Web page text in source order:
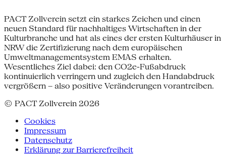
PACT Zollverein setzt ein starkes Zeichen und einen
neuen Standard für nachhaltiges Wirtschaften in der
Kulturbranche und hat als eines der ersten Kulturhäuser in
NRW die Zertifizierung nach dem europäischen
Umweltmanagementsystem EMAS erhalten.
Wesentliches Ziel dabei: den CO2e-Fußabdruck
kontinuierlich verringern und zugleich den Handabdruck
vergrößern – also positive Veränderungen vorantreiben.
© PACT Zollverein 2026
Cookies
Impressum
Datenschutz
Erklärung zur Barrierefreiheit